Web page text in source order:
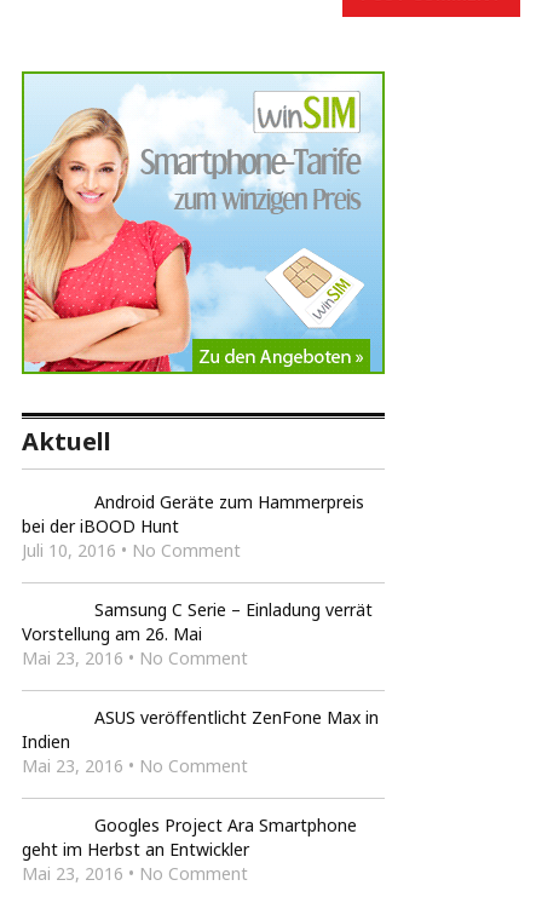
Aktuell
Android Geräte zum Hammerpreis
bei der iBOOD Hunt
Juli 10, 2016 • No Comment
Samsung C Serie – Einladung verrät
Vorstellung am 26. Mai
Mai 23, 2016 • No Comment
ASUS veröffentlicht ZenFone Max in
Indien
Mai 23, 2016 • No Comment
Googles Project Ara Smartphone
geht im Herbst an Entwickler
Mai 23, 2016 • No Comment